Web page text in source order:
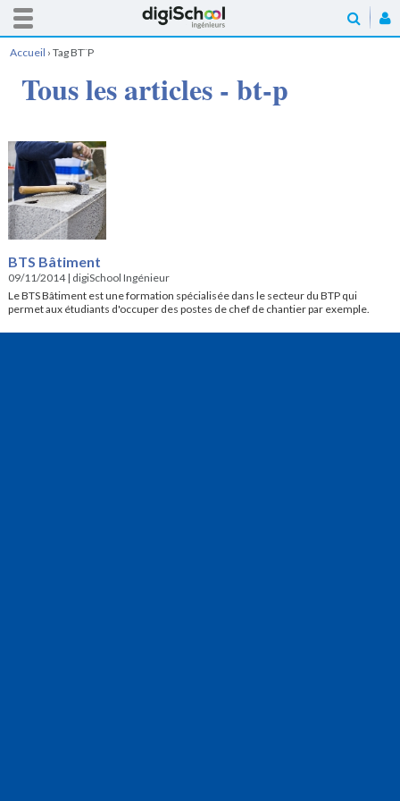
Accueil › Tag BT¨P
Tous les articles - bt-p
BTS Bâtiment
09/11/2014| digiSchool Ingénieur
Le BTS Bâtiment est une formation spécialisée dans le secteur du BTP qui
permet aux étudiants d'occuper des postes de chef de chantier par exemple.